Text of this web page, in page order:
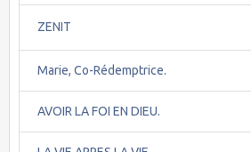
ZENIT
Marie, Co-Rédemptrice.
AVOIR LA FOI EN DIEU.